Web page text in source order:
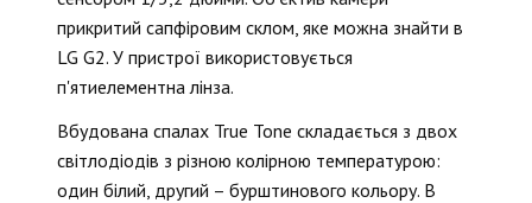
прикритий сапфіровим склом, яке можна знайти в
LG G2. У пристрої використовується
п'ятиелементна лінза.
Вбудована спалах True Tone складається з двох
світлодіодів з різною колірною температурою:
один білий, другий – бурштинового кольору. В